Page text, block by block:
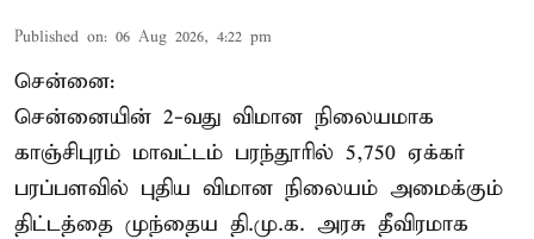
Published on: 06 Aug 2026, 4:22 pm
சென்னை:
சென்னையின் 2-வது விமான நிலையமாக
காஞ்சிபுரம் மாவட்டம் பரந்தூரில் 5,750 ஏக்கர்
பரப்பளவில் புதிய விமான நிலையம் அமைக்கும்
திட்டத்தை முந்தைய தி.மு.க. அரசு தீவிரமாக